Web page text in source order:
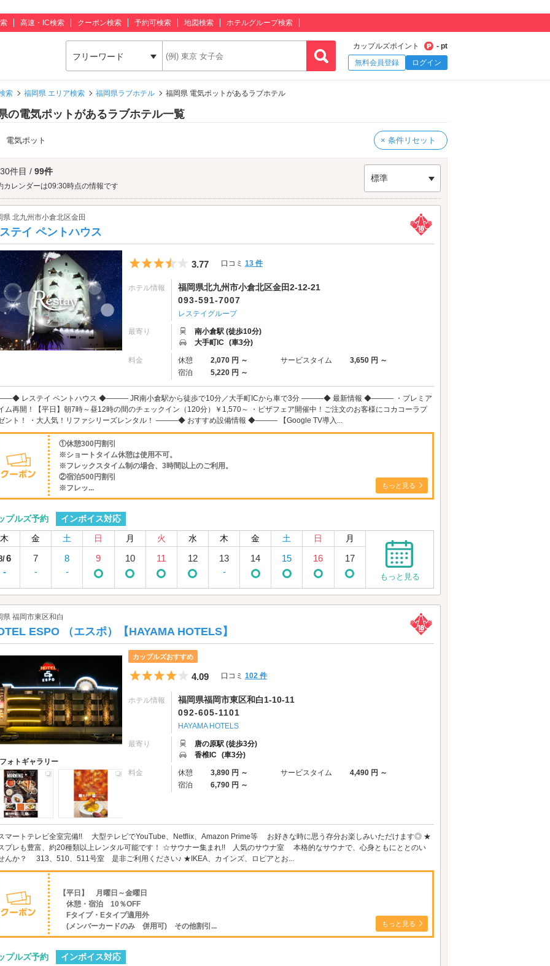
高速・IC検索 クーポン検索 予約可検索 地図検索 ホテルグループ検索
フリーワード
カップルズポイント
- pt
無料会員登録
ログイン
索 福岡県 エリア検索 福岡県ラブホテル 福岡県 電気ポットがあるラブホテル
の電気ポットがあるラブホテル一覧
電気ポット × 条件リセット
件目 / 99件
レンダーは09:30時点の情報です
標準
県 北九州市小倉北区金田
テイ ペントハウス
5つ星のうち3.5
3.77 口コミ 13 件
ホテル情報
福岡県北九州市小倉北区金田2-12-21
093-591-7007
レステイグループ
最寄り
南小倉駅 (徒歩10分)
大手町IC (車3分)
料金 休憩 2,070 円 ～ サービスタイム
3,650 円 ～
宿泊
5,220 円 ～
レステイ ペントハウス ◆――― JR南小倉駅から徒歩で10分／大手町ICから車で3分 ―――◆ 最新情報 ◆――― ・プレミア
ム再開！【平日】朝7時～昼12時の間のチェックイン（120分）￥1,570～ ・ピザフェア開催中！ご注文のお客様にコカコーラプ
ント！ ・大人気！リファシリーズレンタル！ ―――◆ おすすめ設備情報 ◆――― 【Google TV導入...
①休憩300円割引
※ショートタイム休憩は使用不可。
※フレックスタイム制の場合、3時間以上のご利用。
②宿泊500円割引
※フレッ...
もっと見る
プルズ予約
インボイス対応
木
金 土 日 月 火 水 木 金 土 日 月
6
-
7
-
8
-
9 10 11 12
13
-
14 15 16 17
もっと見る
県 福岡市東区和白
ESPO （エスポ）【HAYAMA HOTELS】
フォトギャラリー
カップルズおすすめ
5つ星のうち4
4.09 口コミ 102 件
ホテル情報
福岡県福岡市東区和白1-10-11
092-605-1101
HAYAMA HOTELS
最寄り
唐の原駅 (徒歩3分)
香椎IC (車3分)
料金 休憩 3,890 円 ～ サービスタイム
4,490 円 ～
宿泊
6,790 円 ～
マートテレビ全室完備!! 大型テレビでYouTube、Netflix、Amazon Prime等 お好きな時に思う存分お楽しみいただけます◎ ★
プレも豊富、約20種類以上レンタル可能です！ ☆サウナー集まれ!! 人気のサウナ室 本格的なサウナで、心身ともにととのい
んか？ 313、510、511号室 是非ご利用ください♪ ★IKEA、カインズ、ロピアとお...
【平日】 月曜日～金曜日
休憩・宿泊 10％OFF
Fタイプ・Eタイプ適用外
(メンバーカードのみ 併用可) その他割引...
もっと見る
プルズ予約
インボイス対応